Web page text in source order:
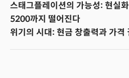
스태그플레이션의 가능성: 현실
5200까지 떨어진다
위기의 시대: 현금 창출력과 가격